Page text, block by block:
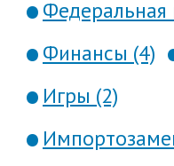
Финансы (4)
Игры (2)